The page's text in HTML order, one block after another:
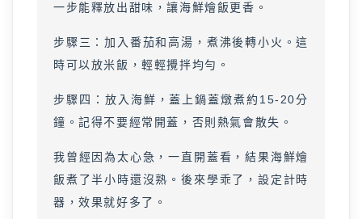
一步能釋放出甜味，讓海鮮燴飯更香。
步驟三：加入番茄和高湯，煮沸後轉小火。這
時可以放米飯，輕輕攪拌均勻。
步驟四：放入海鮮，蓋上鍋蓋燉煮約15-20分
鐘。記得不要經常開蓋，否則熱氣會散失。
我曾經因為太心急，一直開蓋看，結果海鮮燴
飯煮了半小時還沒熟。後來學乖了，設定計時
器，效果就好多了。